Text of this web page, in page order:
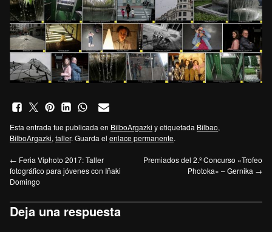
Esta entrada fue publicada en BilboArgazki y etiquetada Bilbao,
BilboArgazki, taller. Guarda el enlace permanente.
← Feria Viphoto 2017: Taller
fotográfico para jóvenes con Iñaki
Domingo
Premiados del 2.º Concurso «Trofeo
Photoka» – Gernika →
Deja una respuesta